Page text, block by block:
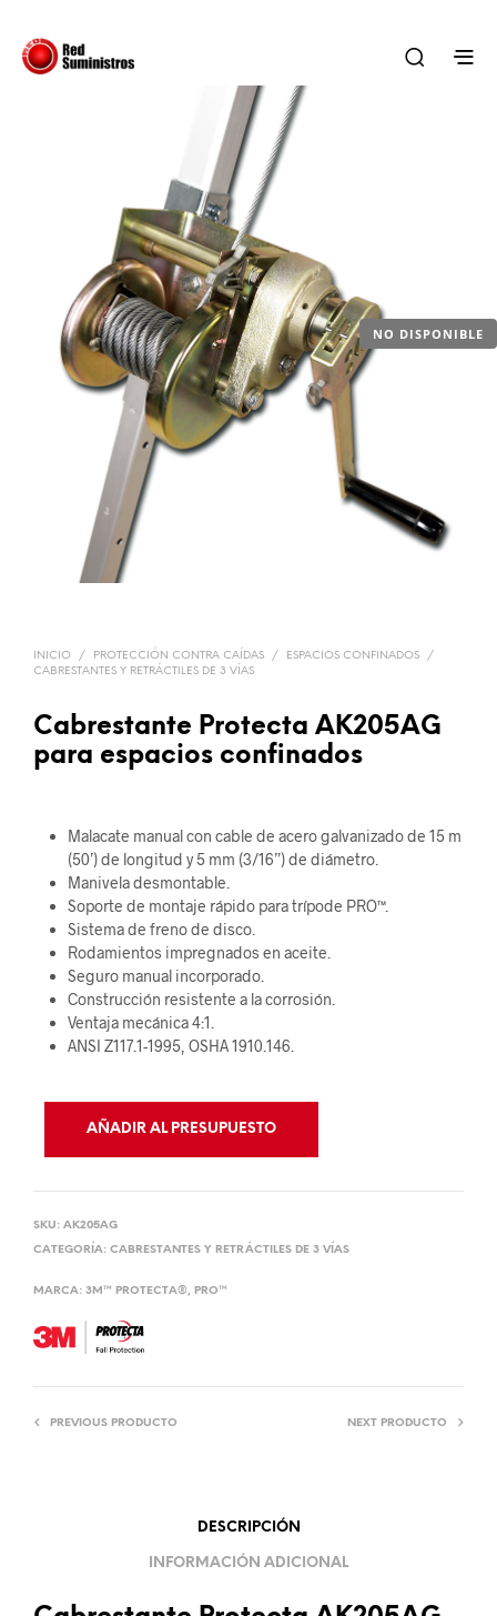
NO DISPONIBLE
INICIO / PROTECCIÓN CONTRA CAÍDAS / ESPACIOS CONFINADOS
/
CABRESTANTES Y RETRÁCTILES DE 3 VÍAS
Cabrestante Protecta AK205AG
para espacios confinados
Malacate manual con cable de acero galvanizado de 15 m
(50’) de longitud y 5 mm (3/16”) de diámetro.
Manivela desmontable.
Soporte de montaje rápido para trípode PRO™.
Sistema de freno de disco.
Rodamientos impregnados en aceite.
Seguro manual incorporado.
Construcción resistente a la corrosión.
Ventaja mecánica 4:1.
ANSI Z117.1-1995, OSHA 1910.146.
AÑADIR AL PRESUPUESTO
SKU: AK205AG
CATEGORÍA: CABRESTANTES Y RETRÁCTILES DE 3 VÍAS
MARCA: 3M™ PROTECTA®, PRO™
PREVIOUS PRODUCTO NEXT PRODUCTO
DESCRIPCIÓN
INFORMACIÓN ADICIONAL